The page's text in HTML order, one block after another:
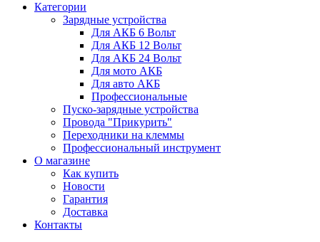
Категории
Зарядные устройства
Для АКБ 6 Вольт
Для АКБ 12 Вольт
Для АКБ 24 Вольт
Для мото АКБ
Для авто АКБ
Профессиональные
Пуско-зарядные устройства
Провода "Прикурить"
Переходники на клеммы
Профессиональный инструмент
О магазине
Как купить
Новости
Гарантия
Доставка
Контакты